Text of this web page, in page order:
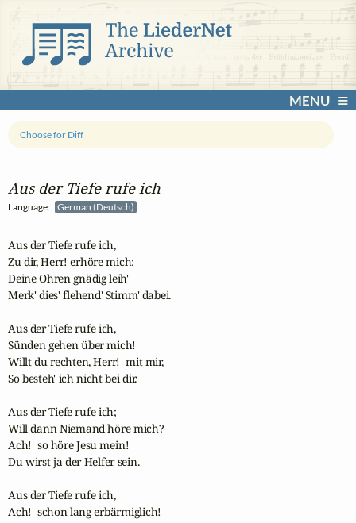
MENU
Aus der Tiefe rufe ich
Language: German (Deutsch)
Choose for Diff
Aus der Tiefe rufe ich,
Zu dir, Herr! erhöre mich:
Deine Ohren gnädig leih'
Merk' dies' flehend' Stimm' dabei.
Aus der Tiefe rufe ich,
Sünden gehen über mich!
Willt du rechten, Herr!  mit mir,
So besteh' ich nicht bei dir.
Aus der Tiefe rufe ich;
Will dann Niemand höre mich?
Ach!  so höre Jesu mein!
Du wirst ja der Helfer sein.
Aus der Tiefe rufe ich,
Ach!  schon lang erbärmiglich!